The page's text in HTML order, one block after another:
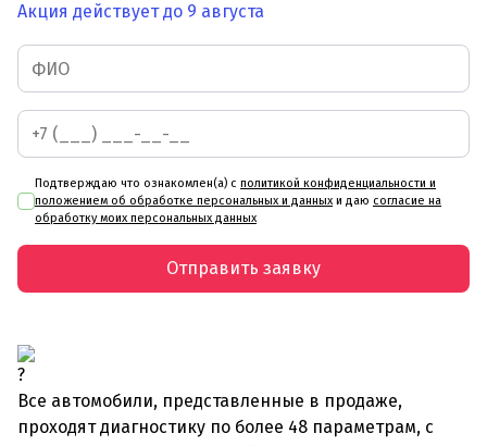
Акция действует до 9 августа
Подтверждаю что ознакомлен(а) с политикой конфиденциальности и
положением об обработке персональных и данных и даю согласие на
обработку моих персональных данных
Отправить заявку
Все автомобили, представленные в продаже,
проходят диагностику по более 48 параметрам, с